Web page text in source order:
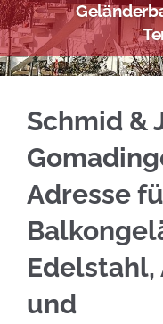
Schmid &
Adresse
und